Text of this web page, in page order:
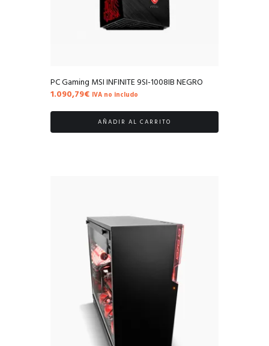
PC Gaming MSI INFINITE 9SI-1008IB NEGRO
1.090,79€ IVA no includo
AÑADIR AL CARRITO